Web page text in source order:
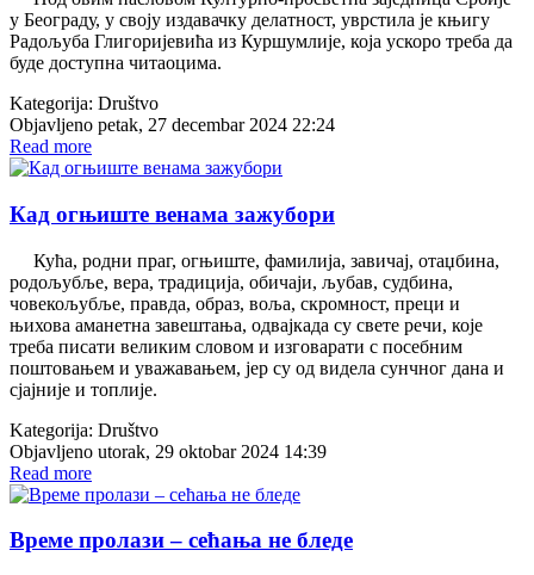
у Београду, у своју издавачку делатност, уврстила је књигу
Радољуба Глигоријевића из Куршумлије, која ускоро треба да
буде доступна читаоцима.
Kategorija: Društvo
Objavljeno petak, 27 decembar 2024 22:24
Read more
Кад огњиште венама зажубори
Кућа, родни праг, огњиште, фамилија, завичај, отаџбина,
родољубље, вера, традиција, обичаји, љубав, судбина,
човекољубље, правда, образ, воља, скромност, преци и
њихова аманетна завештања, одвајкада су свете речи, које
треба писати великим словом и изговарати с посебним
поштовањем и уважавањем, јер су од видела сунчног дана и
сјајније и топлије.
Kategorija: Društvo
Objavljeno utorak, 29 oktobar 2024 14:39
Read more
Време пролази – сећања не бледе